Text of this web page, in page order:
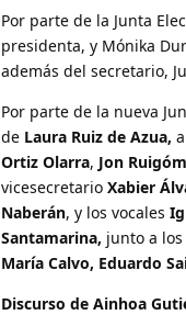
Por parte de la Junta
presidenta, y Mónika
además del secretario,
Por parte de la nueva
de Laura Ruiz de Azua,
Ortiz Olarra, Jon
vicesecretario Xabier
Naberán, y los vocales
Santamarina, junto a los
María Calvo, Eduardo
Discurso de Ainhoa